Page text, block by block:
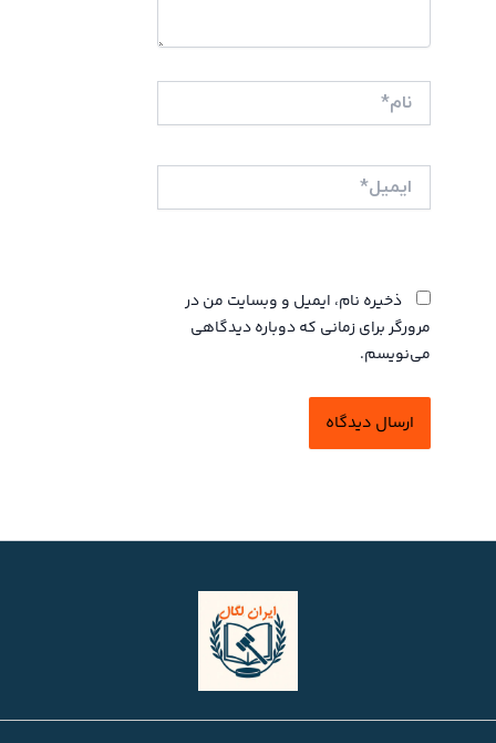
نام*
ایمیل*
ذخیره نام، ایمیل و وبسایت من در
مرورگر برای زمانی که دوباره دیدگاهی
می‌نویسم.